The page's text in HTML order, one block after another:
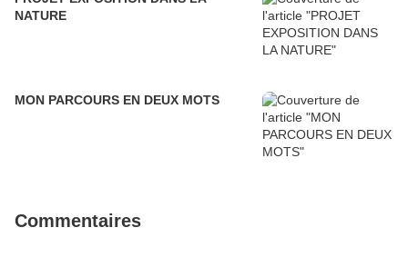
NATURE
MON PARCOURS EN DEUX MOTS
Commentaires